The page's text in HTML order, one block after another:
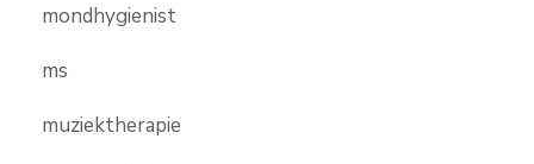
mondhygienist
ms
muziektherapie